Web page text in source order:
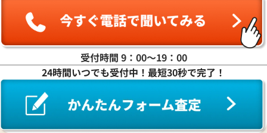
受付時間 9：00〜19：00
24時間いつでも受付中！最短30秒で完了！